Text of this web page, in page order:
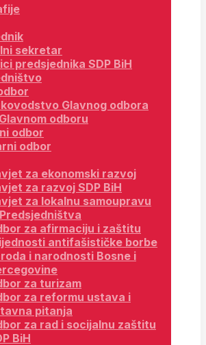
sekretar
predsjednika SDP BiH
Glavnog odbora
odboru
odbor
odbor
za ekonomski razvoj
za razvoj SDP BiH
za lokalnu samoupravu
za afirmaciju i zaštitu
antifašističke borbe
i narodnosti Bosne i
za turizam
za reformu ustava i
pitanja
za rad i socijalnu zaštitu
BiH